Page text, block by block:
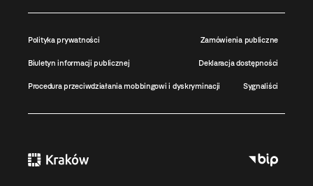
Polityka prywatności Zamówienia publiczne
Biuletyn informacji publicznej Deklaracja dostępności
Procedura przeciwdziałania mobbingowi i dyskryminacji Sygnaliści